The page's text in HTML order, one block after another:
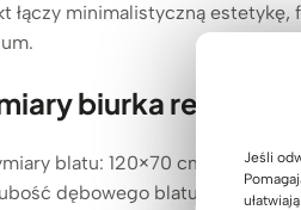
Jeśli
łączy minimalistyczną
biurka
blatu: 120×70 cm
dębowego blatu: 1,8 cm